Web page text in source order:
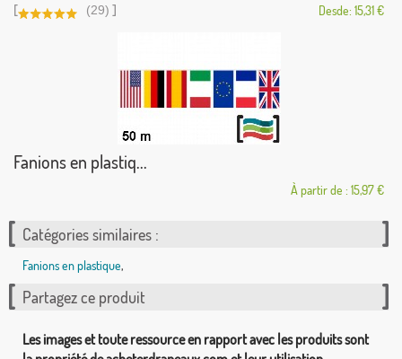
[ (29) ] Desde: 15,31 €
Fanions en plastiq...
À partir de : 15,97 €
Catégories similaires :
Fanions en plastique,
Partagez ce produit
Les images et toute ressource en rapport avec les produits sont